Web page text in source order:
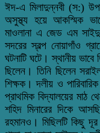
ঈদ-এ মিলাদুন্নবী (স:)
অসুস্থ্য হয়ে আকস্মিক
মাওলানা এ জেড এম
সদরের স্বল্প নোয়াগাঁও
ঘটনাটি ঘটে। স্থানীয় ভাবে
ছিলেন। তিনি ছিলেন
শিক্ষক। দলীয় ও
প্রাথমিক বিদ্যালয়ের মাঠ
শহিদ মিনারের দিকে
রহমানও। মিছিলটি কিছু